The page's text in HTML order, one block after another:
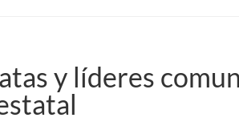
y líderes